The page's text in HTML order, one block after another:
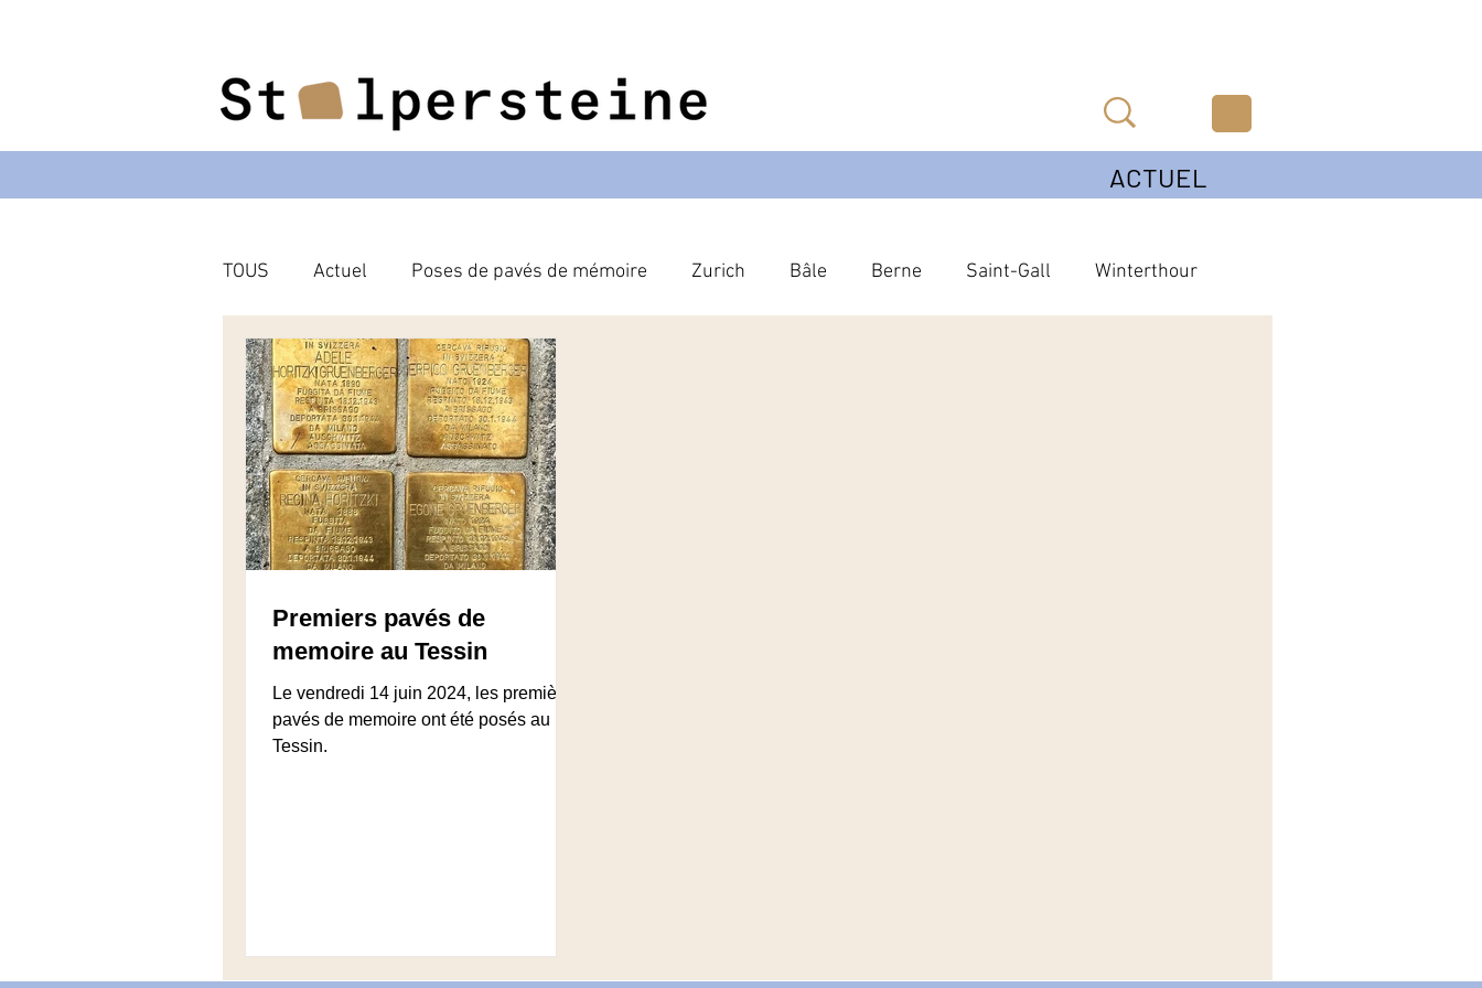
ACTUEL
TOUS Actuel Poses de pavés de mémoire Zurich Bâle Berne Saint-Gall Winterthour
Bienne Le Tessin Genève
Premiers pavés de
memoire au Tessin
Le vendredi 14 juin 2024, les premièrs
pavés de memoire ont été posés au
Tessin.